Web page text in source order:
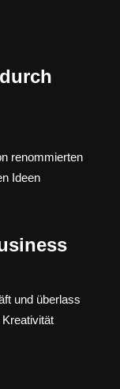
renommierten
Ideen
und überlass